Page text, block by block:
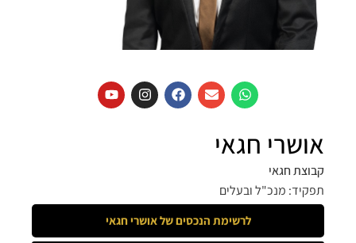
אושרי חגאי
קבוצת חגאי
תפקיד: מנכ"ל ובעלים
לרשימת הנכסים שלאושרי חגאי